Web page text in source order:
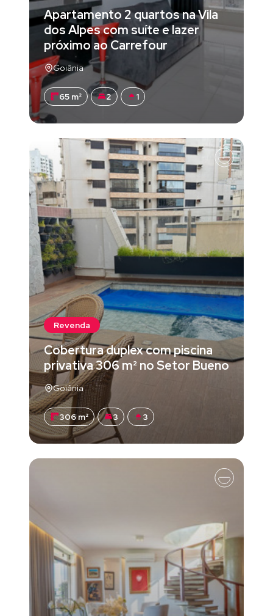
Apartamento 2 quartos na Vila
dos Alpes com suíte e lazer
próximo ao Carrefour
Goiânia
65 m² 2 1
Revenda
Cobertura duplex com piscina
privativa 306 m² no Setor Bueno
Goiânia
306 m² 3 3